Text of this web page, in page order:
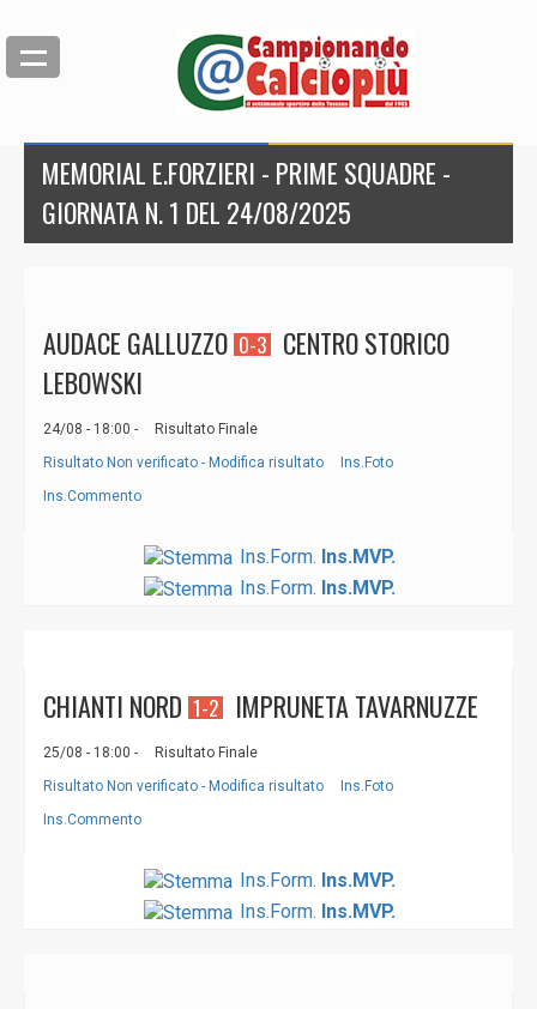
MEMORIAL E.FORZIERI - PRIME SQUADRE -
GIORNATA N. 1 DEL 24/08/2025
AUDACE GALLUZZO 0-3 CENTRO STORICO
LEBOWSKI
24/08 - 18:00 -
Risultato Finale
Risultato Non verificato - Modifica risultato
Ins.Foto
Ins.Commento
Ins.Form. Ins.MVP.
Ins.Form. Ins.MVP.
CHIANTI NORD 1-2 IMPRUNETA TAVARNUZZE
25/08 - 18:00 -
Risultato Finale
Risultato Non verificato - Modifica risultato
Ins.Foto
Ins.Commento
Ins.Form. Ins.MVP.
Ins.Form. Ins.MVP.